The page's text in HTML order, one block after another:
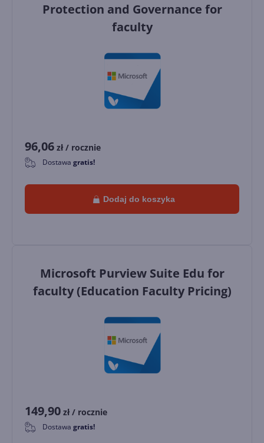
Protection and Governance for
faculty
96,06 zł / rocznie
0 Dostawa gratis!
Dodaj do koszyka
Microsoft Purview Suite Edu for
faculty (Education Faculty Pricing)
149,90 zł / rocznie
0 Dostawa gratis!